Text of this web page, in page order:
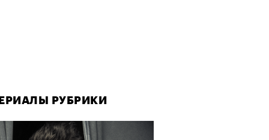
РУБРИКИ
РУБРИКИ